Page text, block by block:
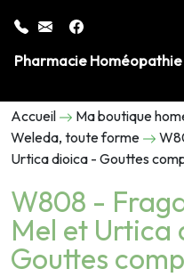
Pharmacie
Accueil Ma boutique
Weleda, toute forme
Urtica dioica - Gouttes
W808 -
Mel et Urtica
Gouttes